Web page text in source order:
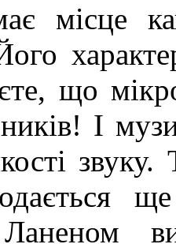
місце
що
І